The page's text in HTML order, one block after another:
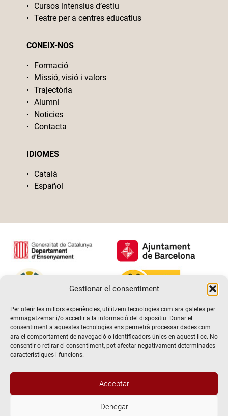
Gestionar el consentiment
Per oferir les millors experiències, utilitzem tecnologies com ara galetes per
emmagatzemar i/o accedir a la informació del dispositiu. Donar el
consentiment a aquestes tecnologies ens permetrà processar dades com
ara el comportament de navegació o identificadors únics en aquest lloc. No
consentir o retirar el consentiment, pot afectar negativament determinades
característiques i funcions.
Acceptar
Denegar
Cursos intensius d’estiu
Teatre per a centres educatius
CONEIX-NOS
Formació
Missió, visió i valors
Trajectòria
Alumni
Noticies
Contacta
IDIOMES
Català
Español
@2026 Escola de teatre El Timbal. Tots els drets reservats